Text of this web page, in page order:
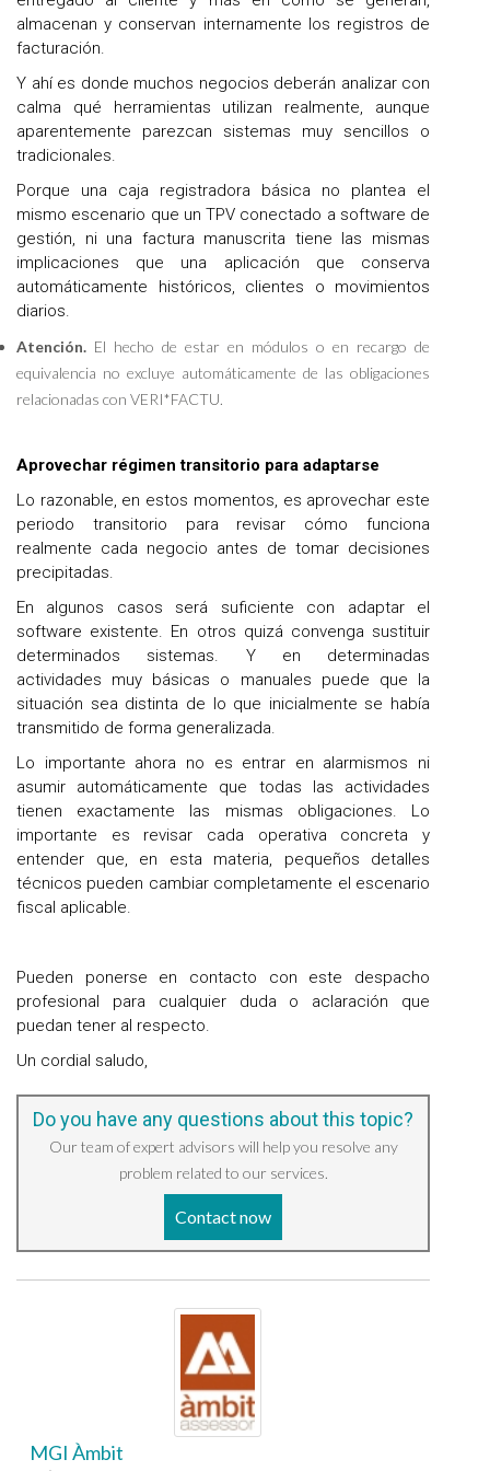
almacenan y conservan internamente los registros de
facturación.
Y ahí es donde muchos negocios deberán analizar con
calma qué herramientas utilizan realmente, aunque
aparentemente parezcan sistemas muy sencillos o
tradicionales.
Porque una caja registradora básica no plantea el
mismo escenario que un TPV conectado a software de
gestión, ni una factura manuscrita tiene las mismas
implicaciones que una aplicación que conserva
automáticamente históricos, clientes o movimientos
diarios.
Atención. El hecho de estar en módulos o en recargo de
equivalencia no excluye automáticamente de las obligaciones
relacionadas con VERI*FACTU.
Aprovechar régimen transitorio para adaptarse
Lo razonable, en estos momentos, es aprovechar este
periodo transitorio para revisar cómo funciona
realmente cada negocio antes de tomar decisiones
precipitadas.
En algunos casos será suficiente con adaptar el
software existente. En otros quizá convenga sustituir
determinados sistemas. Y en determinadas
actividades muy básicas o manuales puede que la
situación sea distinta de lo que inicialmente se había
transmitido de forma generalizada.
Lo importante ahora no es entrar en alarmismos ni
asumir automáticamente que todas las actividades
tienen exactamente las mismas obligaciones. Lo
importante es revisar cada operativa concreta y
entender que, en esta materia, pequeños detalles
técnicos pueden cambiar completamente el escenario
fiscal aplicable.
Pueden ponerse en contacto con este despacho
profesional para cualquier duda o aclaración que
puedan tener al respecto.
Un cordial saludo,
Do you have any questions about this topic?
Our team of expert advisors will help you resolve any
problem related to our services.
Contact now
MGI Àmbit